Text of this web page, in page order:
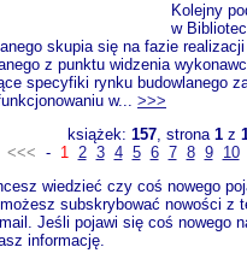
Kolejny
w
skupia się na fazie
z punktu widzenia
specyfiki rynku budowlanego
w... >>>
książek: 157, strona 1z
<<< - 1 2 3 4 5 6 7 8 9
10
wiedzieć czy coś nowego
subskrybować nowości z
Jeśli pojawi się coś nowego
informację.